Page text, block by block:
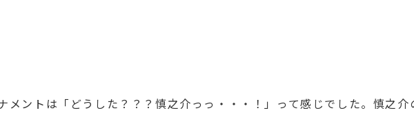
メントは「どうした？？？慎之介っっ・・・！」って感じでした。慎之